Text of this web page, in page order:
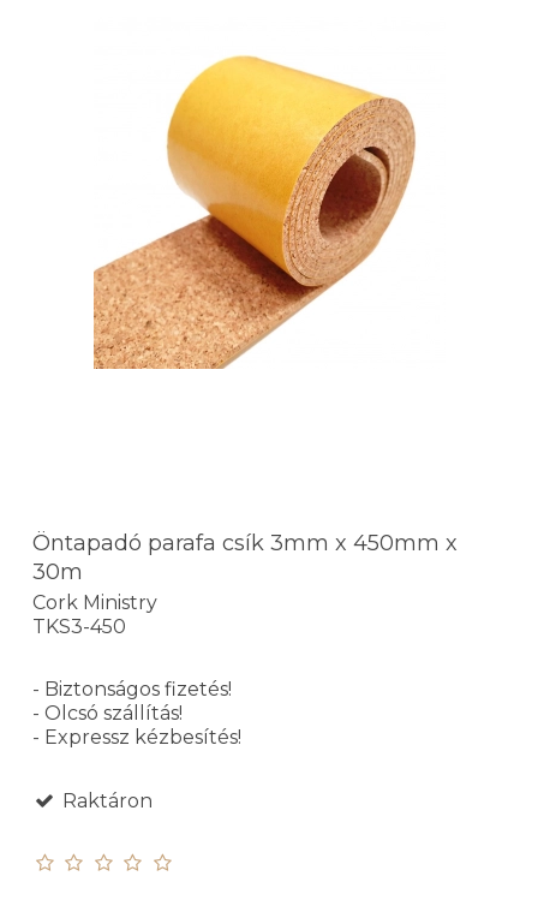
Öntapadó parafa csík 3mm x 450mm x
30m
Cork Ministry
TKS3-450
- Biztonságos fizetés!
- Olcsó szállítás!
- Expressz kézbesítés!
Raktáron